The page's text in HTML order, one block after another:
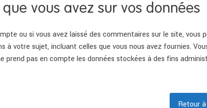
que vous avez sur vos données
ou si vous avez laissé des commentaires sur le site,
à votre sujet, incluant celles que vous nous avez fournies.
prend pas en compte les données stockées à des fins
Retour